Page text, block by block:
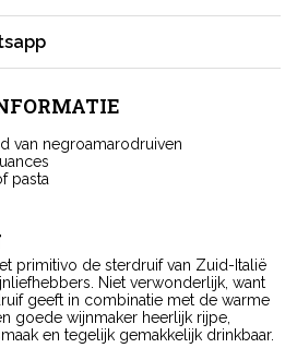
van negroamarodruiven
pasta
primitivo de sterdruif van Zuid-Italië
Niet verwonderlijk, want
geeft in combinatie met de warme
goede wijnmaker heerlijk rijpe,
en tegelijk gemakkelijk drinkbaar.